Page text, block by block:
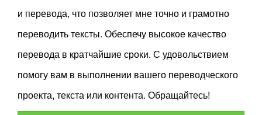
и перевода, что позволяет мне точно и грамотно
переводить тексты. Обеспечу высокое качество
перевода в кратчайшие сроки. С удовольствием
помогу вам в выполнении вашего переводческого
проекта, текста или контента. Обращайтесь!